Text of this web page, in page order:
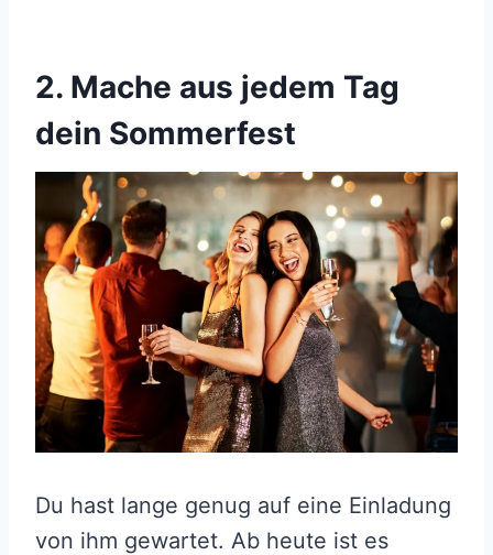
2. Mache aus jedem Tag
dein Sommerfest
Du hast lange genug auf eine Einladung
von ihm gewartet. Ab heute ist es